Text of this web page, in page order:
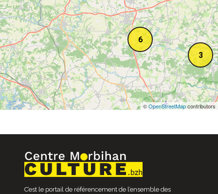
6
3
©OpenStreetMapcontributors
C’est le portail de référencement de l’ensemble des